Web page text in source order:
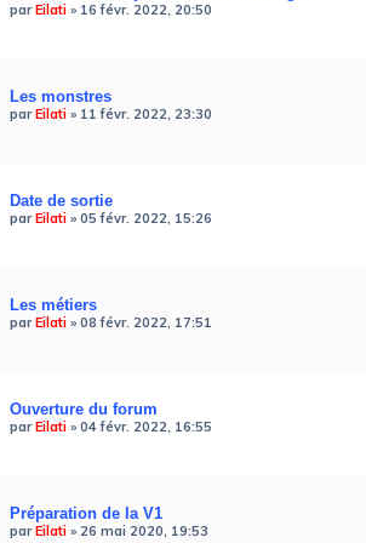
parEilati » 16 févr. 2022, 20:50
Les monstres
parEilati » 11 févr. 2022, 23:30
Date de sortie
parEilati »05 févr. 2022, 15:26
Les métiers
parEilati »08 févr. 2022, 17:51
Ouverture du forum
parEilati »04 févr. 2022, 16:55
Préparation de la V1
parEilati » 26 mai 2020, 19:53